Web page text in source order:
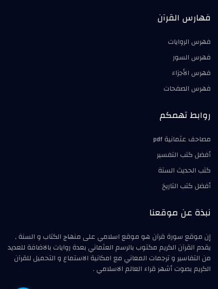
فهارس القرآن
فهرس الروايات
فهرس السور
فهرس الأجزاء
فهرس الصفحات
روابط تهمكم
مصاحف عثمانية pdf
أفضل كتب التفسير
كتب الحديث الستة
أفضل كتب التاريخ
نبذة عن موقعنا
إن موقع سورة قرآن هو موقع اسلامي على منهاج الكتاب و السنة ,
يقدم القرآن الكريم مكتوب بالرسم العثماني بعدة روايات بالاضافة للعديد
من التفاسير و ترجمات المعاني مع امكانية الاستماع و التحميل للقرآن
الكريم بصوت أشهر قراء العالم الاسلامي .